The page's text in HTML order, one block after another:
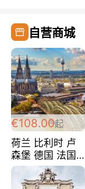
自营商城
€108.00起
荷兰 比利时 卢
森堡 德国 法国
超爽玩遍西欧 循
环线 全程四星宾